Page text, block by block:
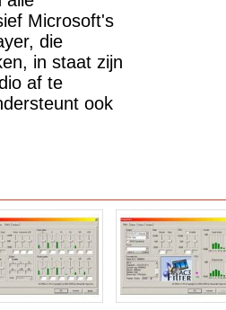
Microsoft's
die
in staat zijn
af te
ook